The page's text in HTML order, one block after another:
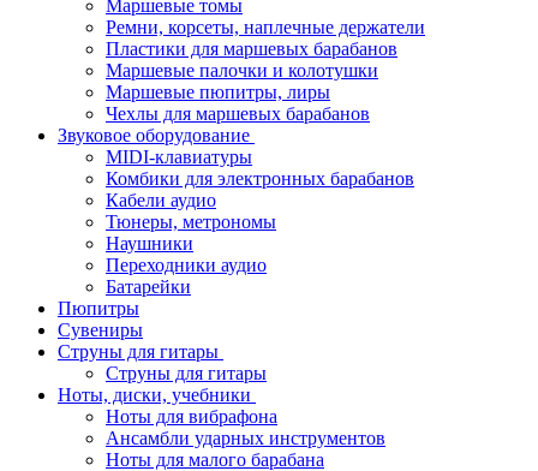
Маршевые томы
Ремни, корсеты, наплечные держатели
Пластики для маршевых барабанов
Маршевые палочки и колотушки
Маршевые пюпитры, лиры
Чехлы для маршевых барабанов
Звуковое оборудование
MIDI-клавиатуры
Комбики для электронных барабанов
Кабели аудио
Тюнеры, метрономы
Наушники
Переходники аудио
Батарейки
Пюпитры
Сувениры
Струны для гитары
Струны для гитары
Ноты, диски, учебники
Ноты для вибрафона
Ансамбли ударных инструментов
Ноты для малого барабана